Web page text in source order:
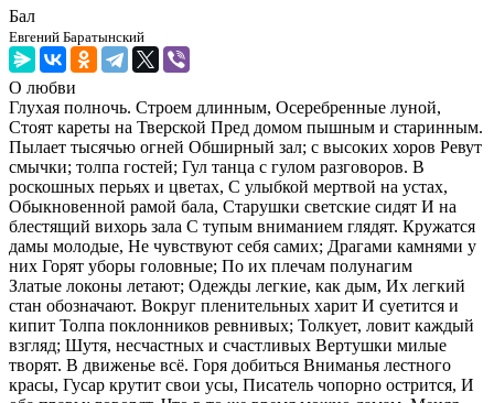
Бал
Евгений Баратынский
О любви
Глухая полночь. Строем длинным, Осеребренные луной,
Стоят кареты на Тверской Пред домом пышным и старинным.
Пылает тысячью огней Обширный зал; с высоких хоров Ревут
смычки; толпа гостей; Гул танца с гулом разговоров. В
роскошных перьях и цветах, С улыбкой мертвой на устах,
Обыкновенной рамой бала, Старушки светские сидят И на
блестящий вихорь зала С тупым вниманием глядят. Кружатся
дамы молодые, Не чувствуют себя самих; Драгами камнями у
них Горят уборы головные; По их плечам полунагим
Златые локоны летают; Одежды легкие, как дым, Их легкий
стан обозначают. Вокруг пленительных харит И суетится и
кипит Толпа поклонников ревнивых; Толкует, ловит каждый
взгляд; Шутя, несчастных и счастливых Вертушки милые
творят. В движенье всё. Горя добиться Вниманья лестного
красы, Гусар крутит свои усы, Писатель чопорно острится, И